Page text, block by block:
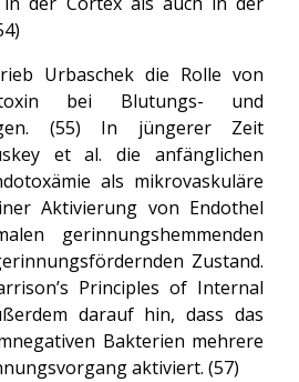
Urbaschek die Rolle von
bei Blutungs- und
(55) In jüngerer Zeit
et al. die anfänglichen
als mikrovaskuläre
Aktivierung von Endothel
gerinnungshemmenden
Zustand.
Principles of Internal
darauf hin, dass das
Bakterien mehrere
aktiviert. (57)